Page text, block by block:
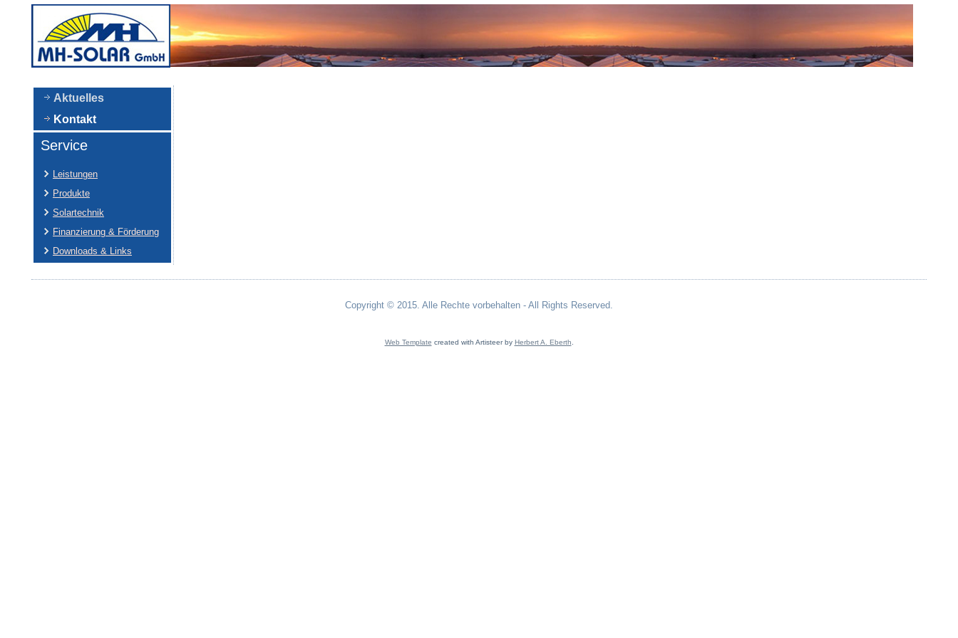
Aktuelles
Kontakt
Service
Leistungen
Produkte
Solartechnik
Finanzierung & Förderung
Downloads & Links
Copyright © 2015. Alle Rechte vorbehalten - All Rights Reserved.
Web Template created with Artisteer by Herbert A. Eberth